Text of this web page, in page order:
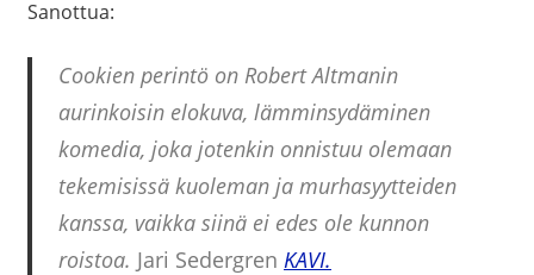
Sanottua:
Cookien perintö on Robert Altmanin
aurinkoisin elokuva, lämminsydäminen
komedia, joka jotenkin onnistuu olemaan
tekemisissä kuoleman ja murhasyytteiden
kanssa, vaikka siinä ei edes ole kunnon
roistoa. Jari Sedergren KAVI.